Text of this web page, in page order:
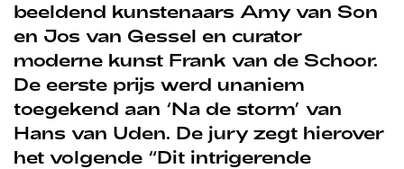
beeldend kunstenaars Amy van Son
en Jos van Gessel en curator
moderne kunst Frank van de Schoor.
De eerste prijs werd unaniem
toegekend aan ‘Na de storm’ van
Hans van Uden. De jury zegt hierover
het volgende “Dit intrigerende